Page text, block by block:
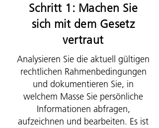
Schritt 1: Machen Sie
sich mit dem Gesetz
vertraut
Analysieren Sie die aktuell gültigen
rechtlichen Rahmenbedingungen
und dokumentieren Sie, in
welchem Masse Sie persönliche
Informationen abfragen,
aufzeichnen und bearbeiten. Es ist